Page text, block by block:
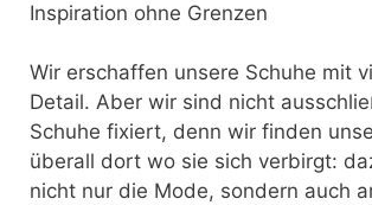
Inspiration ohne Grenzen
Wir erschaffen unsere Schuhe mit
Detail. Aber wir sind nicht
Schuhe fixiert, denn wir finden
überall dort wo sie sich verbirgt:
nicht nur die Mode, sondern auch